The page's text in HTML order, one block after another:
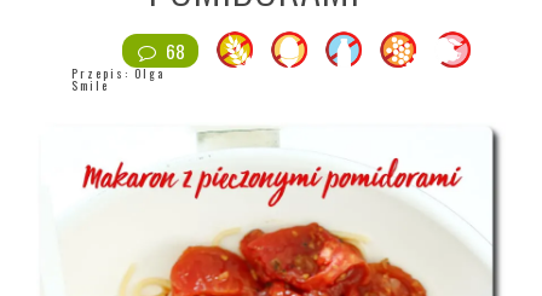
68
Przepis:Olga
Smile